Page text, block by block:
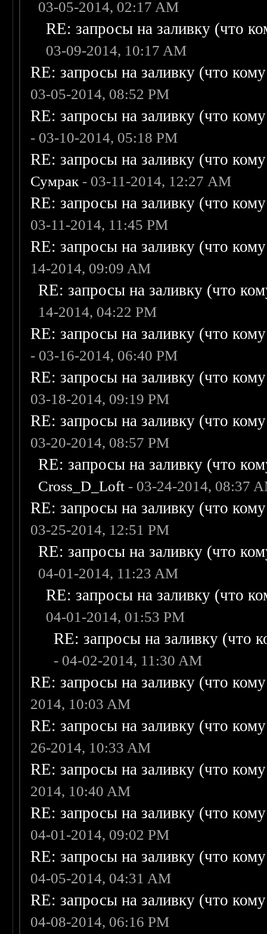
03-05-2014, 02:17 AM
RE: запросы на заливку (что
03-09-2014, 10:17 AM
RE: запросы на заливку (что
03-05-2014, 08:52 PM
RE: запросы на заливку (что
- 03-10-2014, 05:18 PM
RE: запросы на заливку (что
Сумрак - 03-11-2014, 12:27 AM
RE: запросы на заливку (что
03-11-2014, 11:45 PM
RE: запросы на заливку (что
14-2014, 09:09 AM
RE: запросы на заливку (что
14-2014, 04:22 PM
RE: запросы на заливку (что
- 03-16-2014, 06:40 PM
RE: запросы на заливку (что
03-18-2014, 09:19 PM
RE: запросы на заливку (что
03-20-2014, 08:57 PM
RE: запросы на заливку (что
Cross_D_Loft - 03-24-2014, 08:37
RE: запросы на заливку (что
03-25-2014, 12:51 PM
RE: запросы на заливку (что
04-01-2014, 11:23 AM
RE: запросы на заливку (что
04-01-2014, 01:53 PM
RE: запросы на заливку (что
- 04-02-2014, 11:30 AM
RE: запросы на заливку (что
2014, 10:03 AM
RE: запросы на заливку (что
26-2014, 10:33 AM
RE: запросы на заливку (что
2014, 10:40 AM
RE: запросы на заливку (что
04-01-2014, 09:02 PM
RE: запросы на заливку (что
04-05-2014, 04:31 AM
RE: запросы на заливку (что
04-08-2014, 06:16 PM